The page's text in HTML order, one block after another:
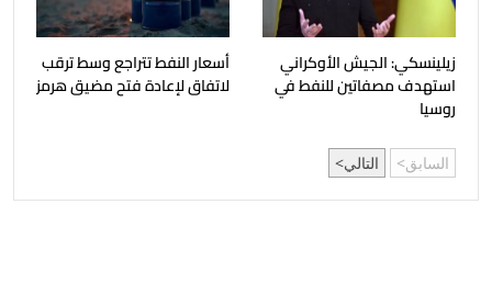
زيلينسكي: الجيش الأوكراني
استهدف مصفاتين للنفط في
روسيا
أسعار النفط تتراجع وسط ترقب
لاتفاق لإعادة فتح مضيق هرمز
السابق التالي